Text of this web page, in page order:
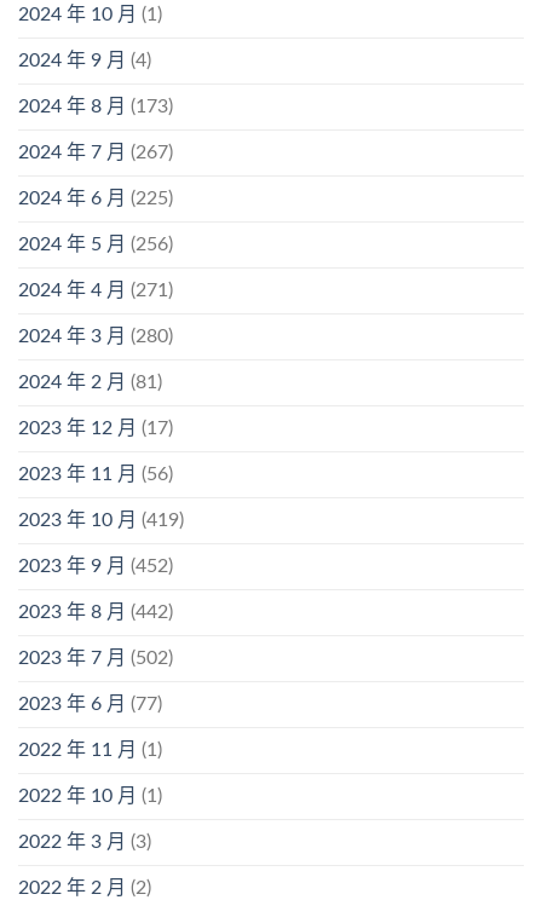
2024 年 10 月 (1)
2024 年 9 月 (4)
2024 年 8 月 (173)
2024 年 7 月 (267)
2024 年 6 月 (225)
2024 年 5 月 (256)
2024 年 4 月 (271)
2024 年 3 月 (280)
2024 年 2 月 (81)
2023 年 12 月 (17)
2023 年 11 月 (56)
2023 年 10 月 (419)
2023 年 9 月 (452)
2023 年 8 月 (442)
2023 年 7 月 (502)
2023 年 6 月 (77)
2022 年 11 月 (1)
2022 年 10 月 (1)
2022 年 3 月 (3)
2022 年 2 月 (2)